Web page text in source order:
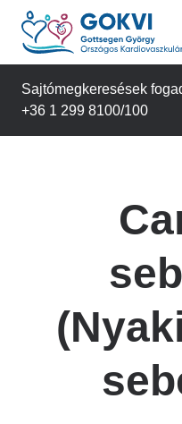
Ugrás
tartalomra
Sajtómegkeresések
+36 1 299 8100/100